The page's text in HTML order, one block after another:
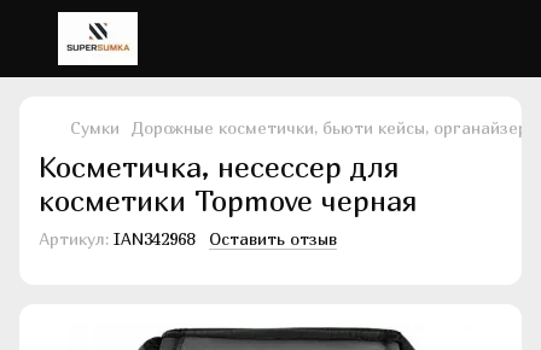
Сумки Дорожные косметички, бьюти кейсы,
Косметичка, несессер для
косметики Topmove черная
Артикул: IAN342968 Оставить отзыв